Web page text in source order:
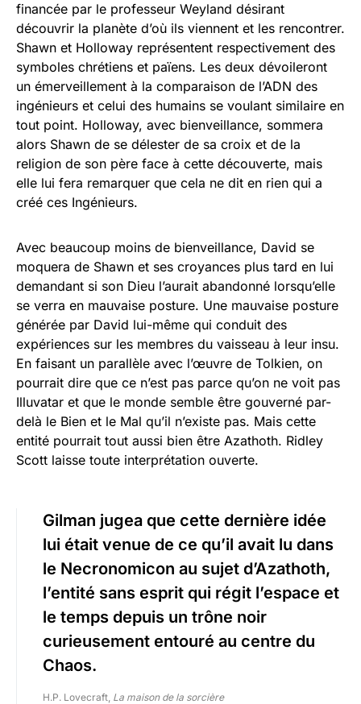
financée par le professeur Weyland désirant
découvrir la planète d’où ils viennent et les rencontrer.
Shawn et Holloway représentent respectivement des
symboles chrétiens et païens. Les deux dévoileront
un émerveillement à la comparaison de l’ADN des
ingénieurs et celui des humains se voulant similaire en
tout point. Holloway, avec bienveillance, sommera
alors Shawn de se délester de sa croix et de la
religion de son père face à cette découverte, mais
elle lui fera remarquer que cela ne dit en rien qui a
créé ces Ingénieurs.
Avec beaucoup moins de bienveillance, David se
moquera de Shawn et ses croyances plus tard en lui
demandant si son Dieu l’aurait abandonné lorsqu’elle
se verra en mauvaise posture. Une mauvaise posture
générée par David lui-même qui conduit des
expériences sur les membres du vaisseau à leur insu.
En faisant un parallèle avec l’œuvre de Tolkien, on
pourrait dire que ce n’est pas parce qu’on ne voit pas
Illuvatar et que le monde semble être gouverné par-
delà le Bien et le Mal qu’il n’existe pas. Mais cette
entité pourrait tout aussi bien être Azathoth. Ridley
Scott laisse toute interprétation ouverte.
Gilman jugea que cette dernière idée
lui était venue de ce qu’il avait lu dans
le Necronomicon au sujet d’Azathoth,
l’entité sans esprit qui régit l’espace et
le temps depuis un trône noir
curieusement entouré au centre du
Chaos.
H.P. Lovecraft, La maison de la sorcière